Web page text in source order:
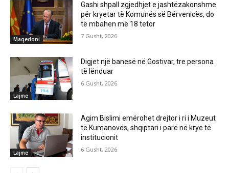
Maqedoni
Gashi shpall zgjedhjet e jashtëzakonshme
për kryetar të Komunës së Bërvenicës, do
të mbahen më 18 tetor
7 Gusht, 2026
Lajme
Digjet një banesë në Gostivar, tre persona
të lënduar
6 Gusht, 2026
Lajme
Agim Bislimi emërohet drejtor i ri i Muzeut
të Kumanovës, shqiptari i parë në krye të
institucionit
6 Gusht, 2026